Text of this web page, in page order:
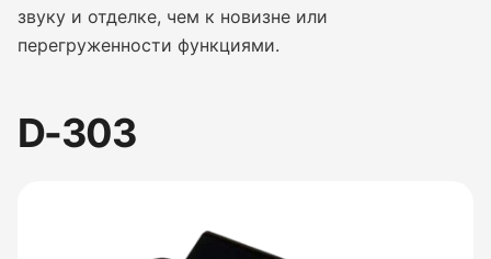
звуку и отделке, чем к новизне или
перегруженности функциями.
D-303